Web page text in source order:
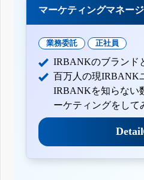
マーケティングマネー
業務委託 正社員
IRBANKのブランド
百万人の現IRBANK
IRBANKを知らない
ーケティングをして
Detail